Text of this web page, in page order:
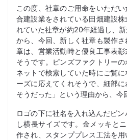
この度、社章のご用命をいただ
合建設業をされている田畑建設
れていた社章が約20年経過し、
から、今回、新しく社章も製作
章は、営業活動時と優良工事表
そうです。ピンズファクトリー
ネットで検索していた時にご覧
ーズに応えてくれそうで、細部
そうだった」という理由から、今
ロゴの下に社名を入れ込んだピ
し横長サイズです。金メッキと
作され、スタンププレス工法を